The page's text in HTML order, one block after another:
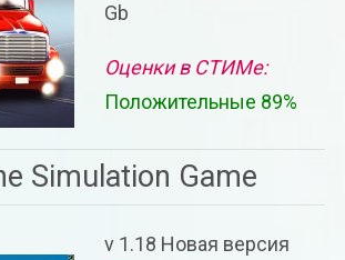
Gb
Оценки в СТИМе:
Положительные 89%
Simulation Game
v 1.18 Новая версия